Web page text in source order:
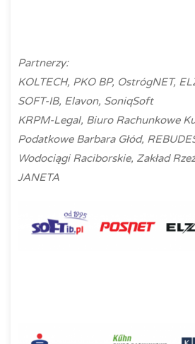
Partnerzy:
KOLTECH, PKO BP, OstrógNET,
SOFT-IB, Elavon, SoniqSoft
KRPM-Legal, Biuro Rachunkowe
Podatkowe Barbara Głód,
Wodociągi Raciborskie, Zakład
JANETA